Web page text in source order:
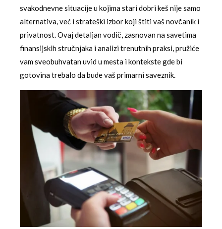
svakodnevne situacije u kojima stari dobri keš nije samo
alternativa, već i strateški izbor koji štiti vaš novčanik i
privatnost. Ovaj detaljan vodič, zasnovan na savetima
finansijskih stručnjaka i analizi trenutnih praksi, pružiće
vam sveobuhvatan uvid u mesta i kontekste gde bi
gotovina trebalo da bude vaš primarni saveznik.